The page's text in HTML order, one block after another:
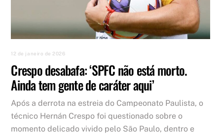
12 de janeiro de 2026
Crespo desabafa: ‘SPFC não está morto.
Ainda tem gente de caráter aqui’
Após a derrota na estreia do Campeonato Paulista, o
técnico Hernán Crespo foi questionado sobre o
momento delicado vivido pelo São Paulo, dentro e